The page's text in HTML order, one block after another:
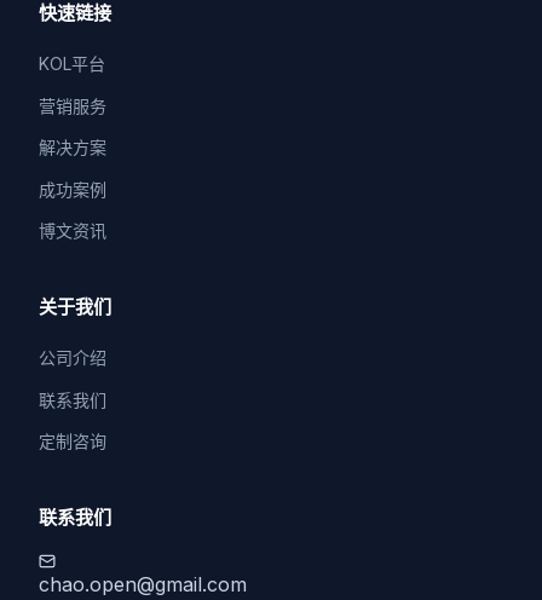
快速链接
KOL平台
营销服务
解决方案
成功案例
博文资讯
关于我们
公司介绍
联系我们
定制咨询
联系我们
chao.open@gmail.com